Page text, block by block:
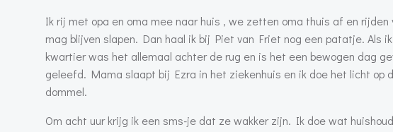
Ik rij met opa en oma mee naar huis , we zetten oma thuis af en
mag blijven slapen. Dan haal ik bij Piet van Friet nog een patatje. Als
kwartier was het allemaal achter de rug en is het een bewogen dag
geleefd. Mama slaapt bij Ezra in het ziekenhuis en ik doe het licht op
dommel.
Om acht uur krijg ik een sms-je dat ze wakker zijn. Ik doe wat